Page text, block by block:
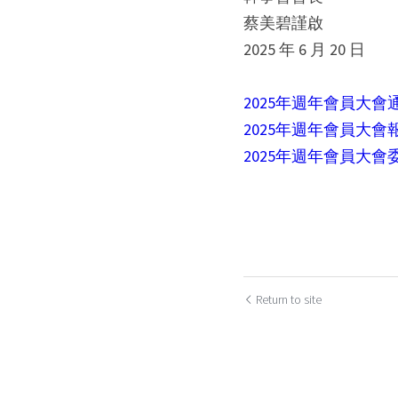
蔡美碧謹啟
2025 年 6 月 20 日
2025年週年會員大會
2025年週年會員大會
2025年週年會員大會
Return to site